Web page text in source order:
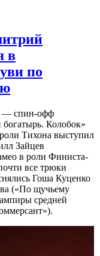
в
по
— спин-офф
Колобок»
Тихона выступил
Зайцев
в роли Финиста-
все трюки
Гоша Куценко
(«По щучьему
средней